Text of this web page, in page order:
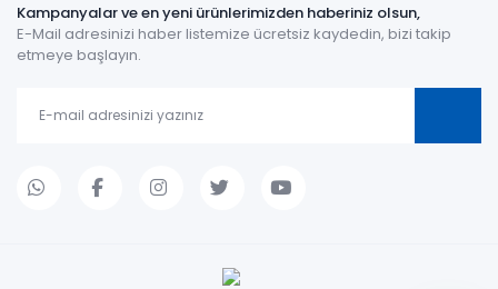
Kampanyalar ve en yeni ürünlerimizden haberiniz olsun,
E-Mail adresinizi haber listemize ücretsiz kaydedin, bizi takip
etmeye başlayın.